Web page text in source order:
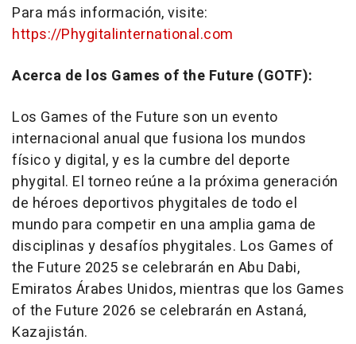
Para más información, visite:
https://Phygitalinternational.com
Acerca de los Games of the Future (GOTF):
Los Games of the Future son un evento
internacional anual que fusiona los mundos
físico y digital, y es la cumbre del deporte
phygital. El torneo reúne a la próxima generación
de héroes deportivos phygitales de todo el
mundo para competir en una amplia gama de
disciplinas y desafíos phygitales. Los Games of
the Future 2025 se celebrarán en Abu Dabi,
Emiratos Árabes Unidos, mientras que los Games
of the Future 2026 se celebrarán en Astaná,
Kazajistán.